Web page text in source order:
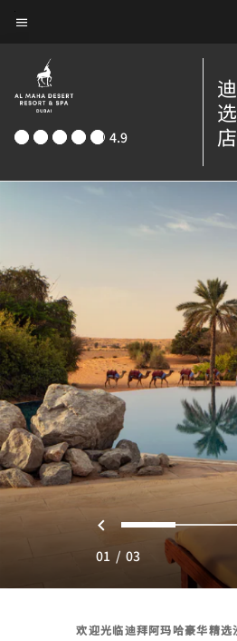
Skip
main
content
4.9
店
上一页
0 1
01 / 03
欢迎光临迪拜阿玛哈豪华精选